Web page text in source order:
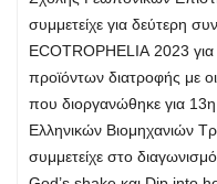
συμμετείχε για δεύτερη
ECOTROPHELIA 2023
προϊόντων διατροφής με
που διοργανώθηκε για 13η
Ελληνικών Βιομηχανιών
συμμετείχε στο